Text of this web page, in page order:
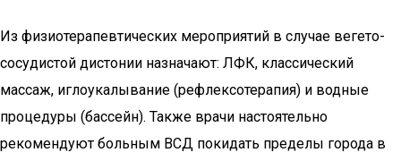
Из физиотерапевтических мероприятий в случае вегето-
сосудистой дистонии назначают: ЛФК, классический
массаж, иглоукалывание (рефлексотерапия) и водные
процедуры (бассейн). Также врачи настоятельно
рекомендуют больным ВСД покидать пределы города в